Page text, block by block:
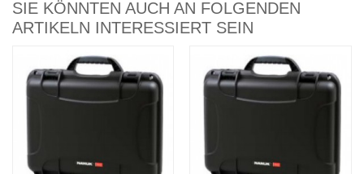
SIE KÖNNTEN AUCH AN FOLGENDEN
ARTIKELN INTERESSIERT SEIN